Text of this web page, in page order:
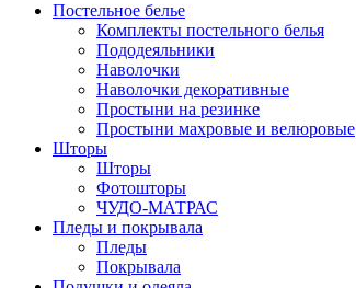
Постельное белье
Комплекты постельного белья
Пододеяльники
Наволочки
Наволочки декоративные
Простыни на резинке
Простыни махровые и велюровые
Шторы
Шторы
Фотошторы
ЧУДО-МАТРАС
Пледы и покрывала
Пледы
Покрывала